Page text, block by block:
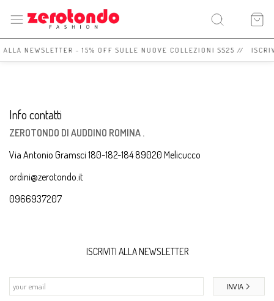
ALLA NEWSLETTER - 15% OFF SULLE NUOVE COLLEZIONI SS25 //
Info contatti
ZEROTONDO DI AUDDINO ROMINA .
Via Antonio Gramsci 180-182-184 89020 Melicucco
ordini@zerotondo.it
0966937207
ISCRIVITI ALLA NEWSLETTER
INVIA